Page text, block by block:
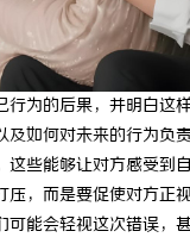
为的后果，并明白
如何对未来的行为
些能够让对方感受到
，而是要促使对方
能会轻视这次错误
隔壁店铺没花钱，